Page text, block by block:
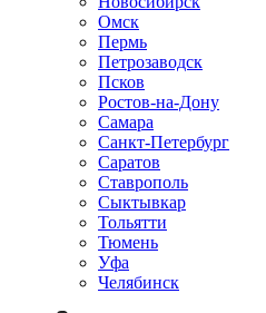
Омск
Пермь
Петрозаводск
Псков
Ростов-на-Дону
Самара
Санкт-Петербург
Саратов
Ставрополь
Сыктывкар
Тольятти
Тюмень
Уфа
Челябинск